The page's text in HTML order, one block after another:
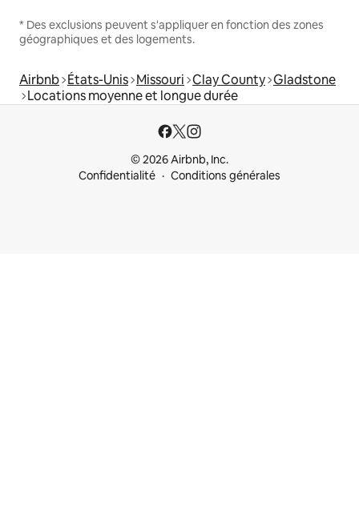
* Des exclusions peuvent s'appliquer en fonction des zones
géographiques et des logements.
Airbnb États-Unis Missouri Clay County Gladstone
Locations moyenne et longue durée
© 2026 Airbnb, Inc.
Confidentialité
Conditions générales